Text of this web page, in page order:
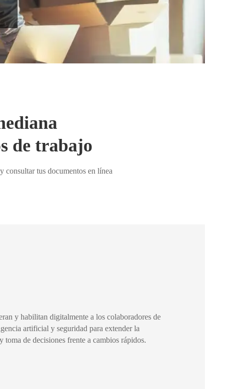
de trabajo
consultar tus documentos en línea
y habilitan digitalmente a los colaboradores de
artificial y seguridad para extender la
de decisiones frente a cambios rápidos.